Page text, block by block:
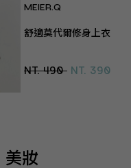
MEIER.Q
舒適莫代爾修身上衣
NT. 490 NT. 390
美妝